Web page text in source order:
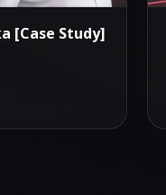
[Case Study]